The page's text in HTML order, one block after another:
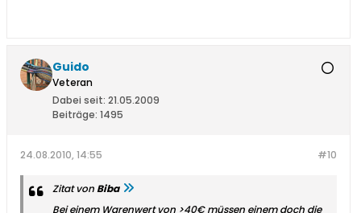
Guido
Veteran
Dabei seit: 21.05.2009
Beiträge: 1495
#10
24.08.2010, 14:55
Zitat vonBiba
Bei einem Warenwert von >40€ müssen einem doch die